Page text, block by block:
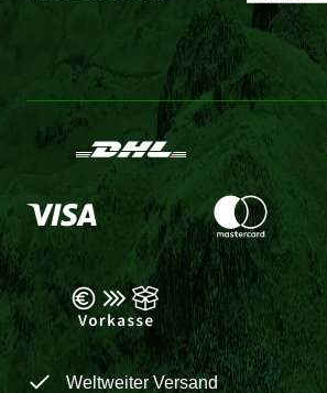
Weltweiter Versand